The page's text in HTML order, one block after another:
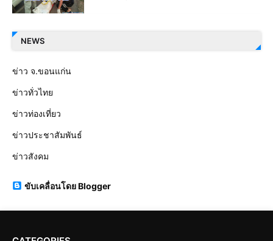
NEWS
ข่าว จ.ขอนแก่น
ข่าวทั่วไทย
ข่าวท่องเที่ยว
ข่าวประชาสัมพันธ์
ข่าวสังคม
ขับเคลื่อนโดย Blogger